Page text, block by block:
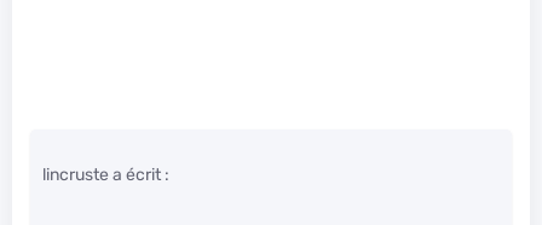
lincruste a écrit :